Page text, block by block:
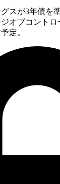
スが3年債を
オブコント
定。